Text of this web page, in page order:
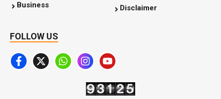
Business Disclaimer
FOLLOW US